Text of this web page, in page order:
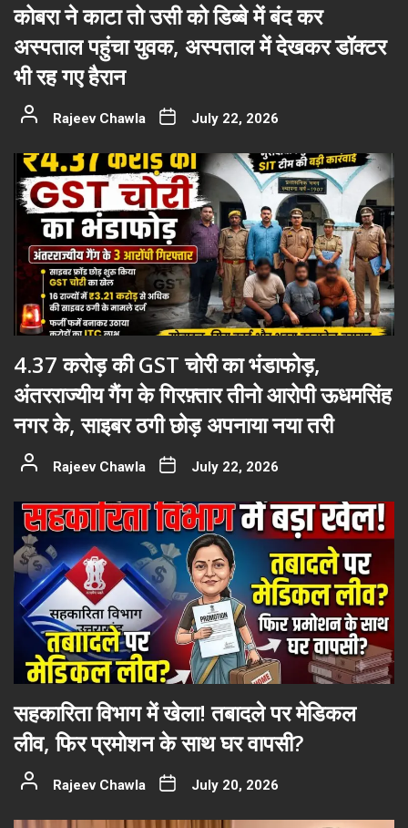
कोबरा ने काटा तो उसी को डिब्बे में बंद कर
अस्पताल पहुंचा युवक, अस्पताल में देखकर डॉक्टर
भी रह गए हैरान
Rajeev Chawla July 22, 2026
4.37 करोड़ की GST चोरी का भंडाफोड़,
अंतरराज्यीय गैंग के गिरफ़्तार तीनो आरोपी ऊधमसिंह
नगर के, साइबर ठगी छोड़ अपनाया नया तरी
Rajeev Chawla July 22, 2026
सहकारिता विभाग में खेला! तबादले पर मेडिकल
लीव, फिर प्रमोशन के साथ घर वापसी?
Rajeev Chawla July 20, 2026